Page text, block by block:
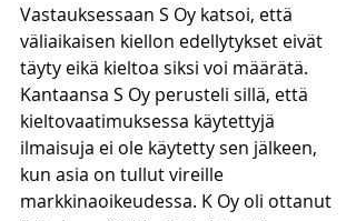
Vastauksessaan S Oy katsoi, että
väliaikaisen kiellon edellytykset eivät
täyty eikä kieltoa siksi voi määrätä.
Kantaansa S Oy perusteli sillä, että
kieltovaatimuksessa käytettyjä
ilmaisuja ei ole käytetty sen jälkeen,
kun asia on tullut vireille
markkinaoikeudessa. K Oy oli ottanut